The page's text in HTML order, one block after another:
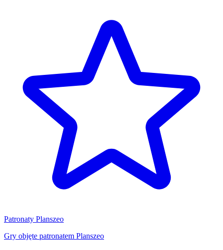
Patronaty Planszeo
Gry objęte patronatem Planszeo